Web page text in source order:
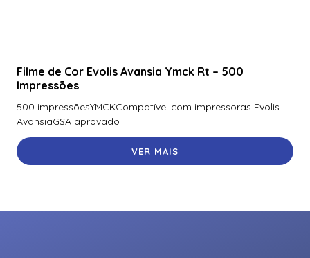
Filme de Cor Evolis Avansia Ymck Rt – 500
Impressões
500 impressõesYMCKCompatível com impressoras Evolis
AvansiaGSA aprovado
VER MAIS